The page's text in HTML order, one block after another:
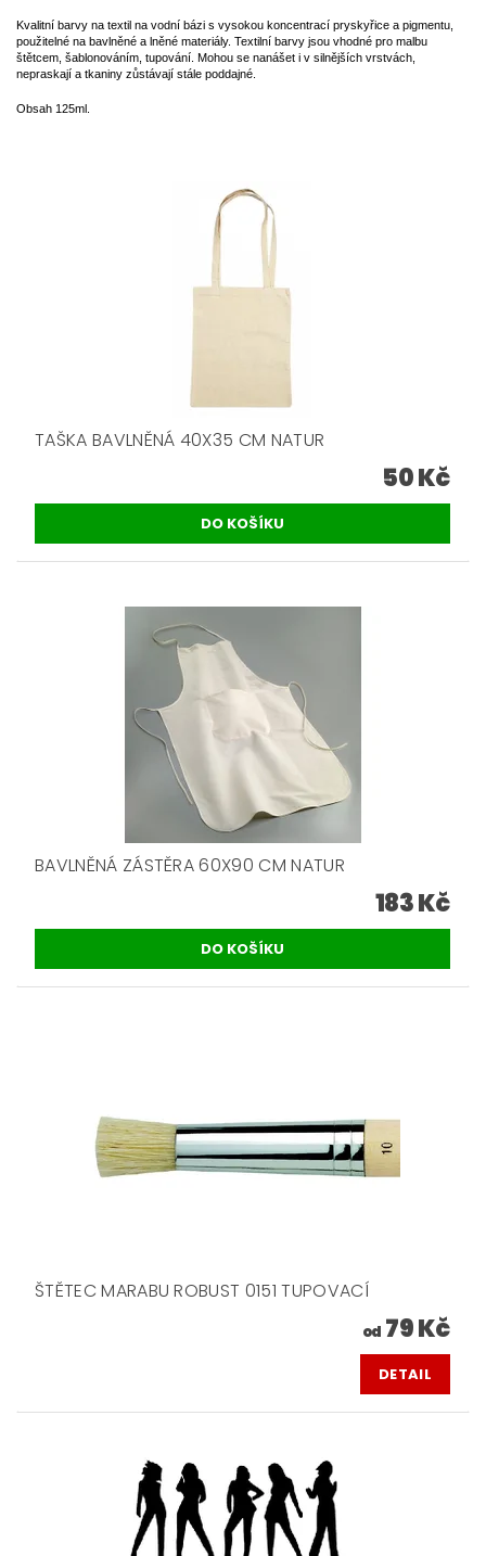
Kvalitní barvy na textil na vodní bázi s vysokou koncentrací pryskyřice a pigmentu,
použitelné na bavlněné a lněné materiály. Textilní barvy jsou vhodné pro malbu
štětcem, šablonováním, tupování. Mohou se nanášet i v silnějších vrstvách,
nepraskají a tkaniny zůstávají stále poddajné.
Obsah 125ml.
TAŠKA BAVLNĚNÁ 40X35 CM NATUR
50 Kč
BAVLNĚNÁ ZÁSTĚRA 60X90 CM NATUR
183 Kč
ŠTĚTEC MARABU ROBUST 0151 TUPOVACÍ
od 79 Kč
DETAIL